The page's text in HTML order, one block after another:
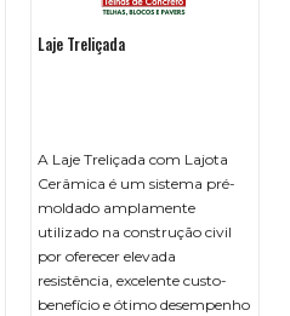
Laje Treliçada
A Laje Treliçada com Lajota
Cerâmica é um sistema pré-
moldado amplamente
utilizado na construção civil
por oferecer elevada
resistência, excelente custo-
benefício e ótimo desempenho